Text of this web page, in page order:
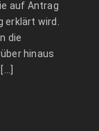
auf Antrag
wird.
die
hinaus